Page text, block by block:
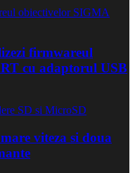
firmwareul
cu adaptorul USB
viteza si doua